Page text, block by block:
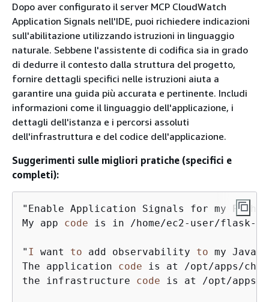
Dopo aver configurato il server MCP CloudWatch
Application Signals nell'IDE, puoi richiedere indicazioni
sull'abilitazione utilizzando istruzioni in linguaggio
naturale. Sebbene l'assistente di codifica sia in grado
di dedurre il contesto dalla struttura del progetto,
fornire dettagli specifici nelle istruzioni aiuta a
garantire una guida più accurata e pertinente. Includi
informazioni come il linguaggio dell'applicazione, i
dettagli dell'istanza e i percorsi assoluti
dell'infrastruttura e del codice dell'applicazione.
Suggerimenti sulle migliori pratiche (specifici e
completi):
"Enable Application Signals for my
My app code is in /home/ec2-user/flask-
" I want to add observability to my Java
The application code is at /opt/apps/
the infrastructure code is at /opt/apps/